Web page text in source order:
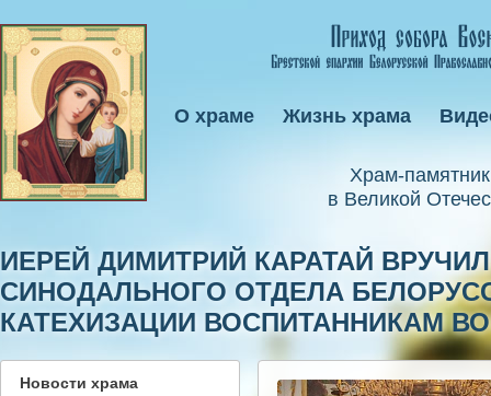
Xрам-
в Великой
О храме Жизнь храма
ИЕРЕЙ ДИМИТРИЙ КАРАТАЙ
СИНОДАЛЬНОГО ОТДЕЛА
КАТЕХИЗАЦИИ ВОСПИТАННИКАМ
Новости храма